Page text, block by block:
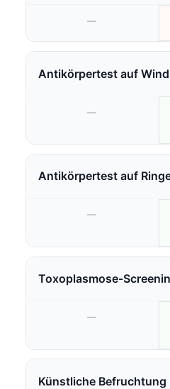
—
Antikörpertest auf
—
Antikörpertest auf
—
Toxoplasmose-
—
Künstliche Befruchtung